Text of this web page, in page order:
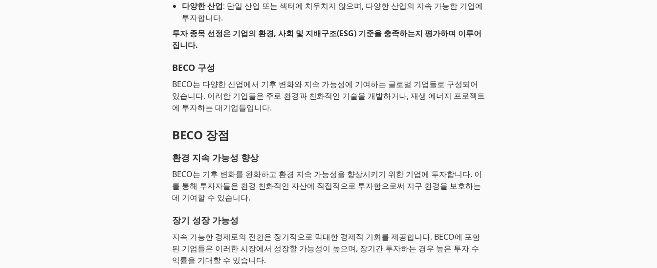
다양한 산업: 단일 산업 또는 섹터에 치우치지 않으며, 다양한 산업의 지속 가능한 기업에
투자합니다.
투자 종목 선정은 기업의 환경, 사회 및 지배구조(ESG) 기준을 충족하는지 평가하며 이루어
집니다.
BECO 구성
BECO는 다양한 산업에서 기후 변화와 지속 가능성에 기여하는 글로벌 기업들로 구성되어
있습니다. 이러한 기업들은 주로 환경과 친화적인 기술을 개발하거나, 재생 에너지 프로젝트
에 투자하는 대기업들입니다.
BECO 장점
환경 지속 가능성 향상
BECO는 기후 변화를 완화하고 환경 지속 가능성을 향상시키기 위한 기업에 투자합니다. 이
를 통해 투자자들은 환경 친화적인 자산에 직접적으로 투자함으로써 지구 환경을 보호하는
데 기여할 수 있습니다.
장기 성장 가능성
지속 가능한 경제로의 전환은 장기적으로 막대한 경제적 기회를 제공합니다. BECO에 포함
된 기업들은 이러한 시장에서 성장할 가능성이 높으며, 장기간 투자하는 경우 높은 투자 수
익률을 기대할 수 있습니다.